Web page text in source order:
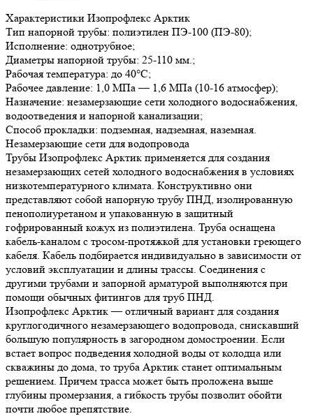
Характеристики Изопрофлекс Арктик
Тип напорной трубы: полиэтилен ПЭ-100 (ПЭ-80);
Исполнение: однотрубное;
Диаметры напорной трубы: 25-110 мм.;
Рабочая температура: до 40°С;
Рабочее давление: 1,0 МПа — 1,6 МПа (10-16 атмосфер);
Назначение: незамерзающие сети холодного водоснабжения,
водоотведения и напорной канализации;
Способ прокладки: подземная, надземная, наземная.
Незамерзающие сети для водопровода
Трубы Изопрофлекс Арктик применяется для создания
незамерзающих сетей холодного водоснабжения в условиях
низкотемпературного климата. Конструктивно они
представляют собой напорную трубу ПНД, изолированную
пенополиуретаном и упакованную в защитный
гофрированный кожух из полиэтилена. Труба оснащена
кабель-каналом с тросом-протяжкой для установки греющего
кабеля. Кабель подбирается индивидуально в зависимости от
условий эксплуатации и длины трассы. Соединения с
другими трубами и запорной арматурой выполняются при
помощи обычных фитингов для труб ПНД.
Изопрофлекс Арктик — отличный вариант для создания
круглогодичного незамерзающего водопровода, снискавший
большую популярность в загородном домостроении. Если
встает вопрос подведения холодной воды от колодца или
скважины до дома, то труба Арктик станет оптимальным
решением. Причем трасса может быть проложена выше
глубины промерзания, а гибкость трубы позволит обойти
почти любое препятствие.